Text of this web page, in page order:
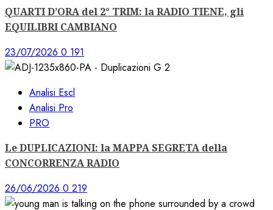
QUARTI D’ORA del 2° TRIM: la RADIO TIENE, gli
EQUILIBRI CAMBIANO
23/07/2026 0 191
Analisi Escl
Analisi Pro
PRO
Le DUPLICAZIONI: la MAPPA SEGRETA della
CONCORRENZA RADIO
26/06/2026 0 219